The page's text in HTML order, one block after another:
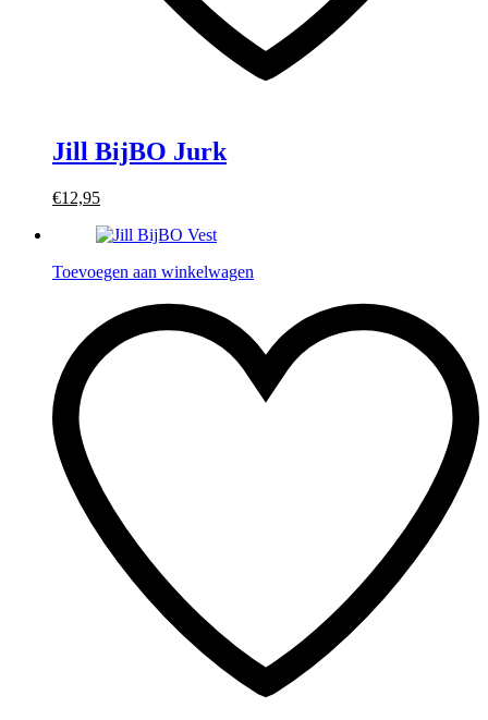
Jill BijBO Jurk
€12,95
Toevoegen aan winkelwagen